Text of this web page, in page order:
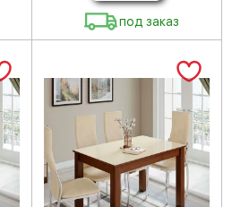
под заказ